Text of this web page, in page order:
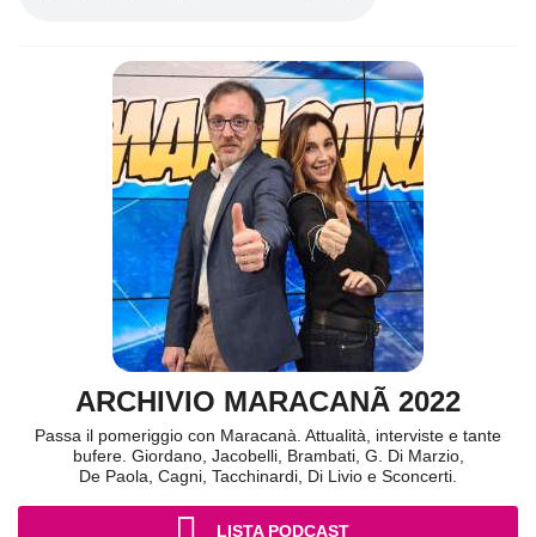
ARCHIVIO MARACANÃ 2022
Passa il pomeriggio con Maracanà. Attualità, interviste e tante
bufere. Giordano, Jacobelli, Brambati, G. Di Marzio,
De Paola, Cagni, Tacchinardi, Di Livio e Sconcerti.
LISTA PODCAST